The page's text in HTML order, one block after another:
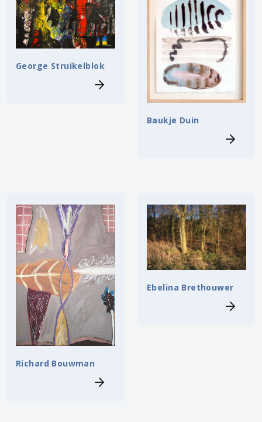
George Struikelblok
Baukje Duin
Richard Bouwman
Ebelina Brethouwer